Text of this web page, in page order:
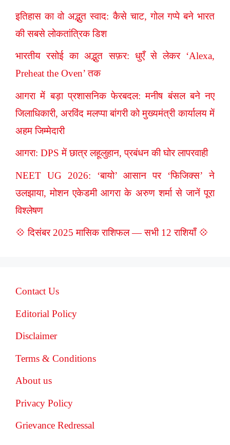
इतिहास का वो अद्भुत स्वाद: कैसे चाट, गोल गप्पे बने भारत
की सबसे लोकतांत्रिक डिश
भारतीय रसोई का अद्भुत सफ़र: धुएँ से लेकर ‘Alexa,
Preheat the Oven’ तक
आगरा में बड़ा प्रशासनिक फेरबदल: मनीष बंसल बने नए
जिलाधिकारी, अरविंद मलप्पा बांगरी को मुख्यमंत्री कार्यालय में
अहम जिम्मेदारी
आगरा: DPS में छात्र लहूलुहान, प्रबंधन की घोर लापरवाही
NEET UG 2026: ‘बायो’ आसान पर ‘फिजिक्स’ ने
उलझाया, मोशन एकेडमी आगरा के अरुण शर्मा से जानें पूरा
विश्लेषण
💠 दिसंबर 2025 मासिक राशिफल — सभी 12 राशियाँ 💠
Contact Us
Editorial Policy
Disclaimer
Terms & Conditions
About us
Privacy Policy
Grievance Redressal